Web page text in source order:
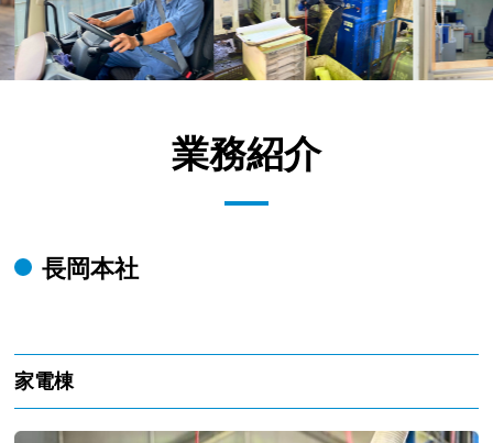
業務紹介
長岡本社
家電棟